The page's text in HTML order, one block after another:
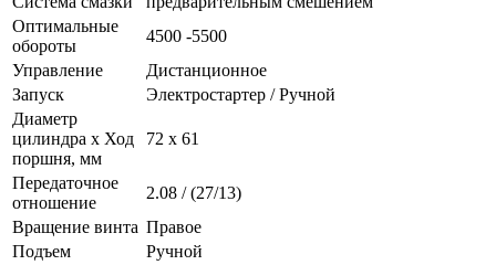
Оптимальные
обороты
4500 -5500
Управление
Дистанционное
Запуск
Электростартер / Ручной
Диаметр
цилиндра х Ход
поршня, мм
72 х 61
Передаточное
отношение
2.08 / (27/13)
Вращение винта Правое
Подъем
Ручной